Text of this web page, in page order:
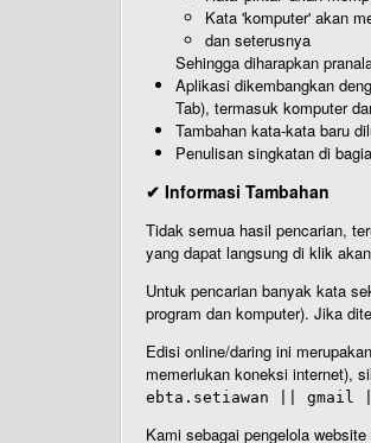
Kata 'komputer' akan
dan seterusnya
Sehingga diharapkan
Aplikasi dikembangkan
Tab), termasuk komputer
Tambahan kata-kata baru
Penulisan singkatan di
✔ Informasi Tambahan
Tidak semua hasil pencarian,
yang dapat langsung di klik
Untuk pencarian banyak kata
program dan komputer). Jika
Edisi online/daring ini
memerlukan koneksi internet),
ebta.setiawan || gmail
Kami sebagai pengelola